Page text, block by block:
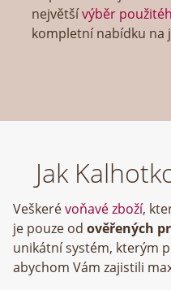
největšívýběr
kompletní nabídku na
Jak
Veškerévoňavé zboží,
je pouze od ověřených
unikátní systém, kterým
abychom Vám zajistili